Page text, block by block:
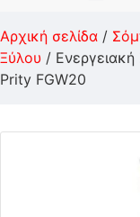
Αρχική σελίδα /
Ξύλου /
Prity FGW20